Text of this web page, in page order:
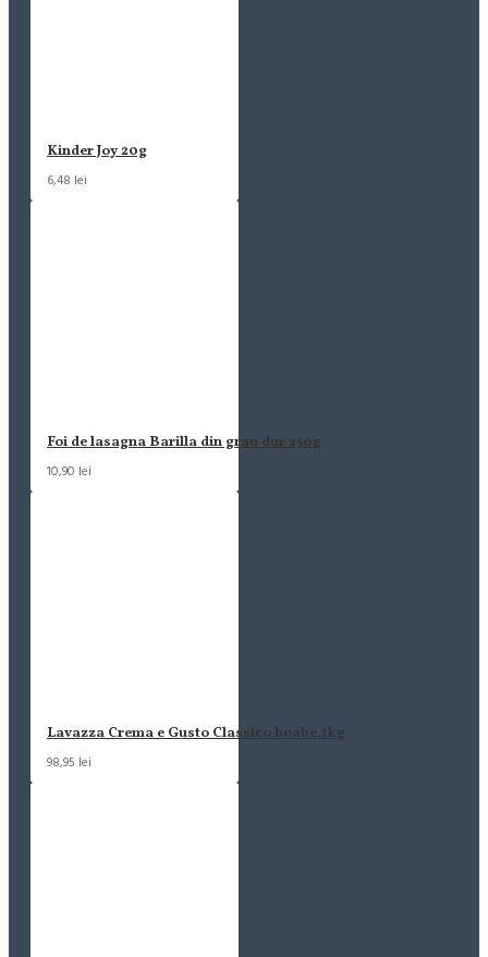
Kinder Joy 20g
6,48 lei
Foi de lasagna Barilla din grau dur 250g
10,90 lei
Lavazza Crema e Gusto Classico boabe,1kg
98,95 lei